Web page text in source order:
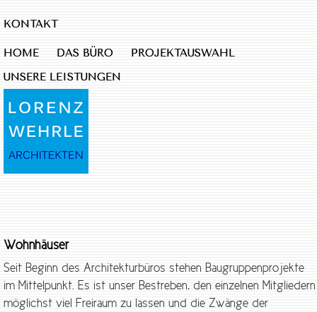
KONTAKT
HOME DAS BÜRO
PROJEKTAUSWAHL
UNSERE LEISTUNGEN
Wohnhäuser
Seit Beginn des Architekturbüros stehen Baugruppenprojekte
im Mittelpunkt. Es ist unser Bestreben, den einzelnen Mitgliedern
möglichst viel Freiraum zu lassen und die Zwänge der